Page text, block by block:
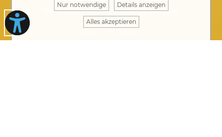
IHRE ANSPRECHPARTNER FINDEN
Nur notwendige Details anzeigen
Alles akzeptieren